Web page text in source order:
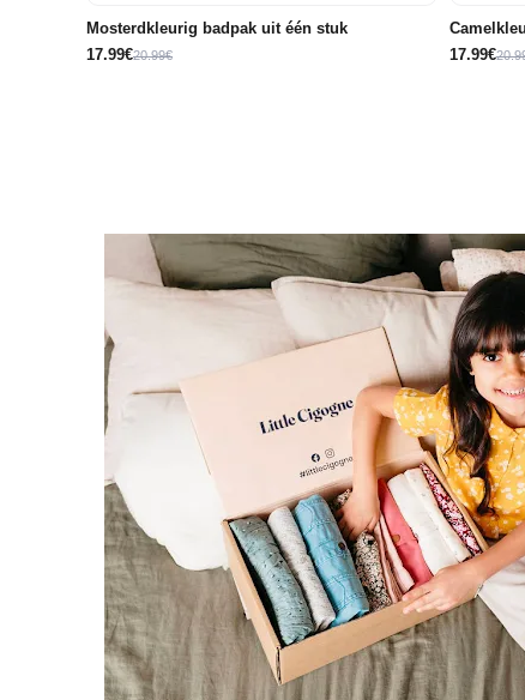
Mosterdkleurig badpak uit één stuk
17.99€20.99€
17.99€